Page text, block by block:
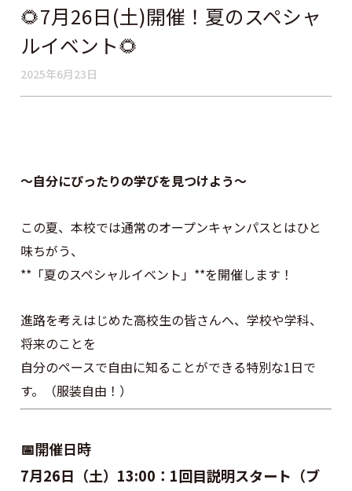
🌻7月26日(土)開催！夏のスペシャ
ルイベント🌻
2025年6月23日
～自分にぴったりの学びを見つけよう～
この夏、本校では通常のオープンキャンパスとはひと
味ちがう、
**「夏のスペシャルイベント」**を開催します！
進路を考えはじめた高校生の皆さんへ、学校や学科、
将来のことを
自分のペースで自由に知ることができる特別な1日で
す。（服装自由！）
📅開催日時
7月26日（土）13:00：1回目説明スタート（ブ